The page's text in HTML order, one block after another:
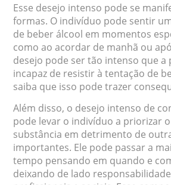
Esse desejo intenso pode se
formas. O indivíduo pode sentir
de beber álcool em momentos
como ao acordar de manhã ou
desejo pode ser tão intenso que a
incapaz de resistir à tentação de
saiba que isso pode trazer
Além disso, o desejo intenso de
pode levar o indivíduo a priorizar
substância em detrimento de
importantes. Ele pode passar a
tempo pensando em quando e
deixando de lado